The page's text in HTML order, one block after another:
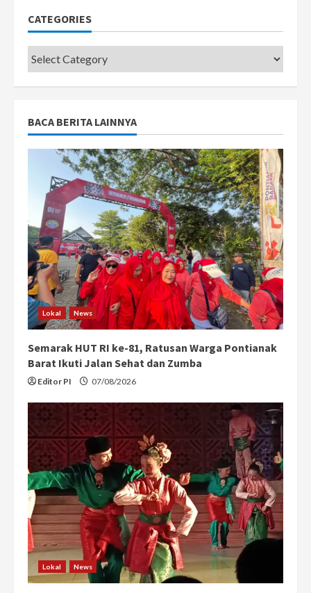
CATEGORIES
Categories
BACA BERITA LAINNYA
Lokal News
Semarak HUT RI ke-81, Ratusan Warga Pontianak
Barat Ikuti Jalan Sehat dan Zumba
Editor PI 07/08/2026
Lokal News